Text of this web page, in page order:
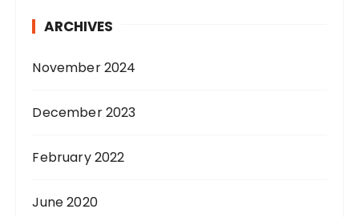
ARCHIVES
November 2024
December 2023
February 2022
June 2020